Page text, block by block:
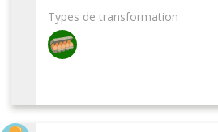
Types de transformation